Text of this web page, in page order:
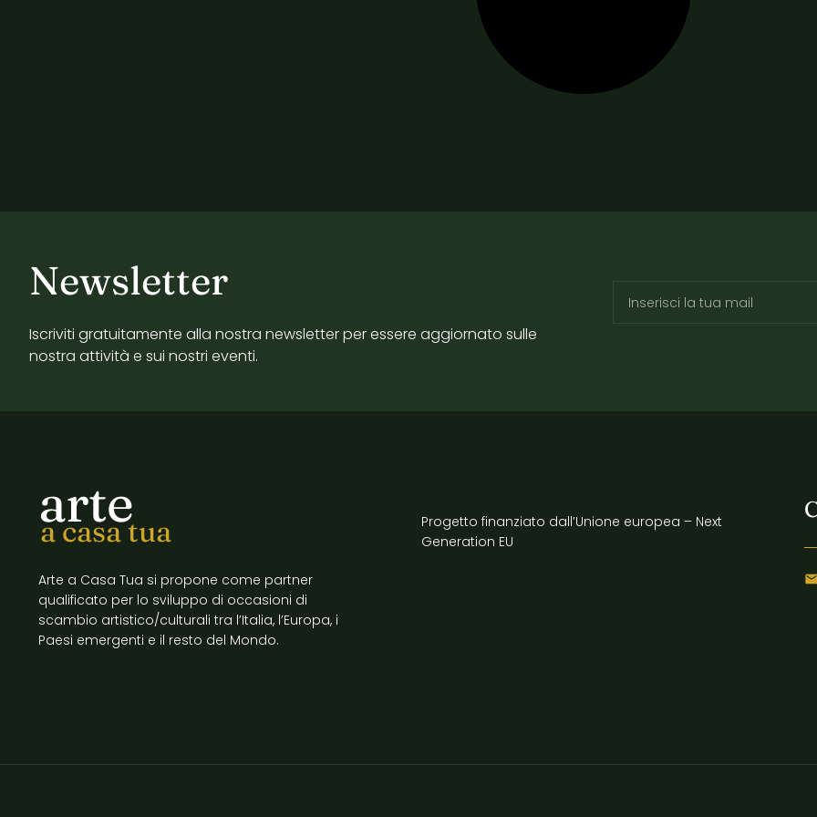
Newsletter
Iscriviti gratuitamente alla nostra newsletter per essere aggiornato sulle
nostra attività e sui nostri eventi.
arte
a casa tua
Arte a Casa Tua si propone come partner
qualificato per lo sviluppo di occasioni di
scambio artistico/culturali tra l’Italia, l’Europa, i
Paesi emergenti e il resto del Mondo.
Progetto finanziato dall’Unione europea – Next
Generation EU